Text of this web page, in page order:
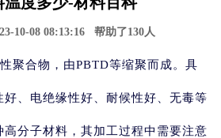
10-08 08:13:16 帮助了130人
聚合物，由PBTD等缩聚而成。具
、电绝缘性好、耐候性好、无毒等
分子材料，其加工过程中需要注意